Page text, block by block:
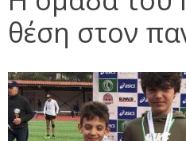
θέση στον